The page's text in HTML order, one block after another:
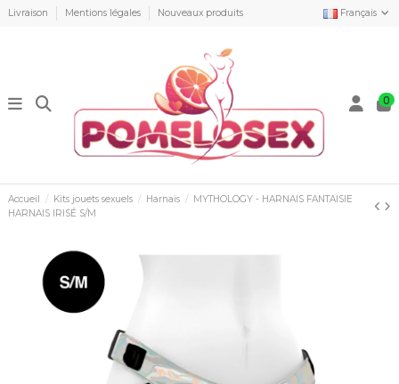
Livraison Mentions légales Nouveaux produits Français
0
Accueil Kits jouets sexuels Harnais
MYTHOLOGY - HARNAIS FANTAISIE
HARNAIS IRISÉ S/M